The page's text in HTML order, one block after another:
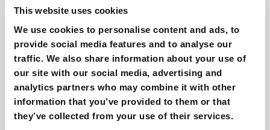
This website uses cookies
We use cookies to personalise content and ads, to
provide social media features and to analyse our
traffic. We also share information about your use of
our site with our social media, advertising and
analytics partners who may combine it with other
information that you’ve provided to them or that
they’ve collected from your use of their services.
strumento per attirare visitatori, ma una strategia
consolidare la posizione del brand online.
Creare contenuti che educano e coinvolgono
significa trasformare semplici visite in vendite e
sostenere la crescita del tuo e-commerce pet nel
lungo termine.